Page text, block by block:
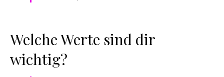
Welche Werte sind dir
wichtig?